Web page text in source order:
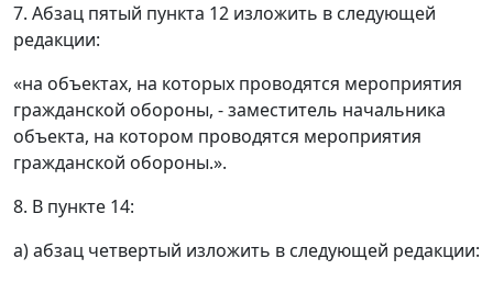
7. Абзац пятый пункта 12 изложить в следующей
редакции:
«на объектах, на которых проводятся мероприятия
гражданской обороны, - заместитель начальника
объекта, на котором проводятся мероприятия
гражданской обороны.».
8. В пункте 14:
а) абзац четвертый изложить в следующей редакции: